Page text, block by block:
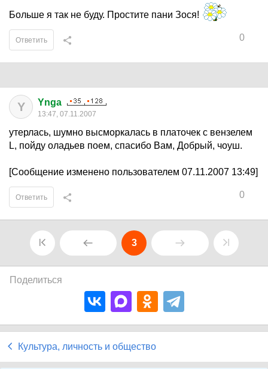
Больше я так не буду. Простите пани Зося!
0
Ответить
Y Ynga
13:47, 07.11.2007
утерлась, шумно высморкалась в платочек с вензелем
L, пойду оладьев поем, спасибо Вам, Добрый, чоуш.
[Сообщение изменено пользователем 07.11.2007 13:49]
0
Ответить
3
Поделиться
Культура, личность и общество